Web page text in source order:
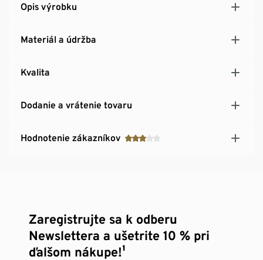
Opis výrobku
Materiál a údržba
Kvalita
Dodanie a vrátenie tovaru
Hodnotenie zákazníkov
Zaregistrujte sa k odberu
Newslettera a ušetrite 10 % pri
ďalšom nákupe!¹